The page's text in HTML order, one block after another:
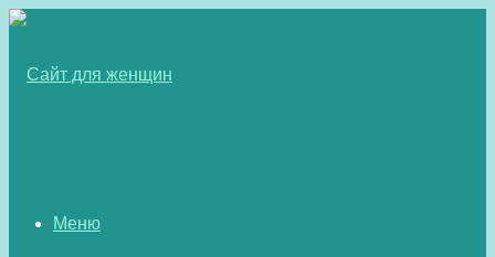
Меню